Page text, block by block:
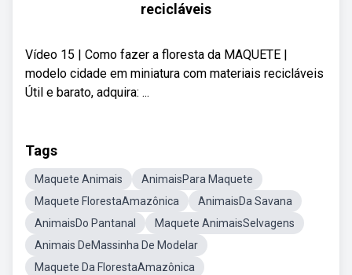
recicláveis
Vídeo 15 | Como fazer a floresta da MAQUETE |
modelo cidade em miniatura com materiais recicláveis
Útil e barato, adquira: ...
Tags
Maquete Animais
AnimaisPara Maquete
Maquete FlorestaAmazônica
AnimaisDa Savana
AnimaisDo Pantanal
Maquete AnimaisSelvagens
Animais DeMassinha De Modelar
Maquete Da FlorestaAmazônica